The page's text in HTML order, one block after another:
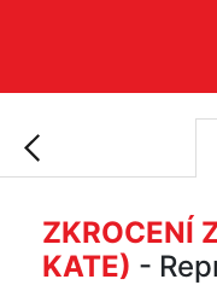
ZKROCENÍ
KATE) -